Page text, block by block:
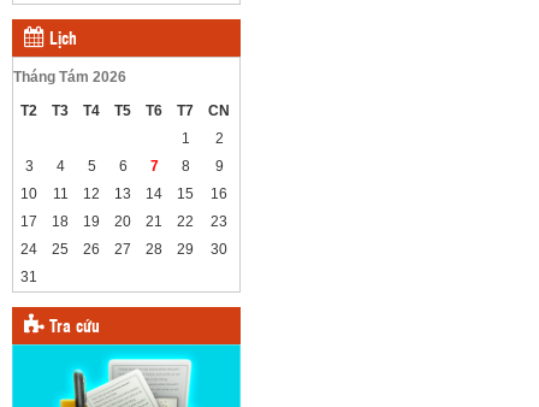
Lịch
Tháng Tám 2026
T2
T3 T4 T5 T6 T7
CN
1
2
3
4 5 6 7 8
9
10
11 12 13 14 15
16
17
18 19 20 21 22
23
24
25 26 27 28 29
30
31
Tra cứu